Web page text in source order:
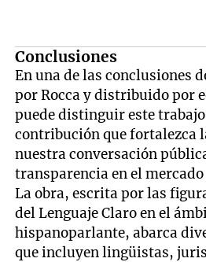
Conclusiones
En una de las conclusiones
por Rocca y distribuido por
puede distinguir este
contribución que fortalezca
nuestra conversación
transparencia en el
La obra, escrita por las
del Lenguaje Claro en el
hispanoparlante, abarca
que incluyen lingüistas,